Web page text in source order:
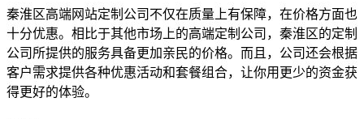
秦淮区高端网站定制公司不仅在质量上有保障，在价格方面也
十分优惠。相比于其他市场上的高端定制公司，秦淮区的定制
公司所提供的服务具备更加亲民的价格。而且，公司还会根据
客户需求提供各种优惠活动和套餐组合，让你用更少的资金获
得更好的体验。